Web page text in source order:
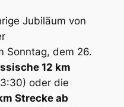
Jubiläum von
Sonntag, dem 26.
12 km
oder die
Strecke ab